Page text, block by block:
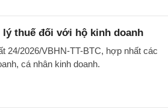
thuế đối với hộ kinh doanh
24/2026/VBHN-TT-BTC, hợp nhất các
cá nhân kinh doanh.